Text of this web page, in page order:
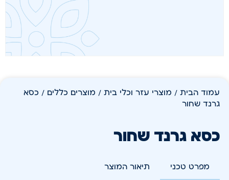
עמוד הבית / מוצרי עזר וכלי בית / מוצרים כללים / כסא
גרנד שחור
כסא גרנד שחור
מפרט טכני תיאור המוצר